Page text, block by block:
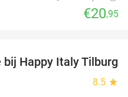
€20,95
35%
Happy Italy Tilburg
8.5 star